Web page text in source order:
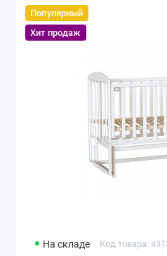
Популярный
Хит продаж
На складе Код товара: